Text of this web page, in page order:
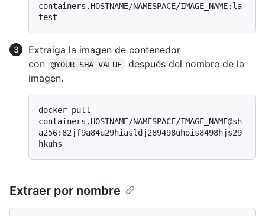
containers.HOSTNAME/NAMESPACE/IMAGE_NAME:la
Extraiga la imagen de contenedor
con
@YOUR_SHA_VALUE
después del nombre de la
imagen.
docker pull
containers.HOSTNAME/NAMESPACE/IMAGE_NAME@sh
a256:82jf9a84u29hiasldj289498uhois8498hjs29
Extraer por nombre